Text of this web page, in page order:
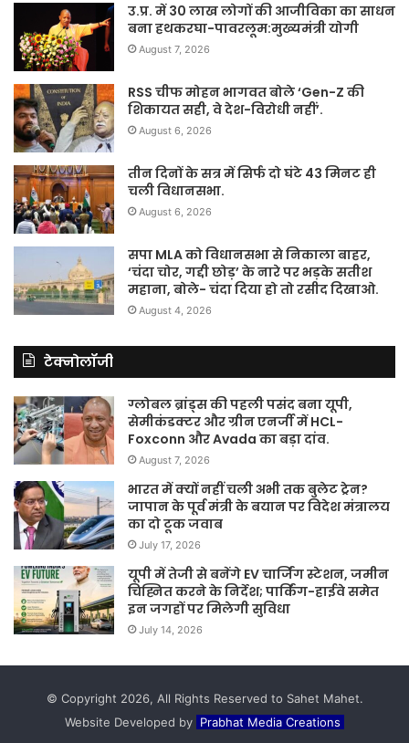
उ.प्र. में 30 लाख लोगों की आजीविका का साधन
बना हथकरघा-पावरलूम:मुख्यमंत्री योगी
August 7, 2026
RSS चीफ मोहन भागवत बोले ‘Gen-Z की
शिकायत सही, वे देश-विरोधी नहीं’.
August 6, 2026
तीन दिनों के सत्र में सिर्फ दो घंटे 43 मिनट ही
चली विधानसभा.
August 6, 2026
सपा MLA को विधानसभा से निकाला बाहर,
‘चंदा चोर, गद्दी छोड़’ के नारे पर भड़के सतीश
महाना, बोले- चंदा दिया हो तो रसीद दिखाओ.
August 4, 2026
टेक्नोलॉजी
ग्लोबल ब्रांड्स की पहली पसंद बना यूपी,
सेमीकंडक्टर और ग्रीन एनर्जी में HCL-
Foxconn और Avada का बड़ा दांव.
August 7, 2026
भारत में क्यों नहीं चली अभी तक बुलेट ट्रेन?
जापान के पूर्व मंत्री के बयान पर विदेश मंत्रालय
का दो टूक जवाब
July 17, 2026
यूपी में तेजी से बनेंगे EV चार्जिंग स्टेशन, जमीन
चिह्नित करने के निर्देश; पार्किंग-हाईवे समेत
इन जगहों पर मिलेगी सुविधा
July 14, 2026
© Copyright 2026, All Rights Reserved to Sahet Mahet.
Website Developed by Prabhat Media Creations